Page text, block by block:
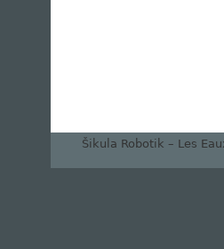
Šikula Robotik – Les